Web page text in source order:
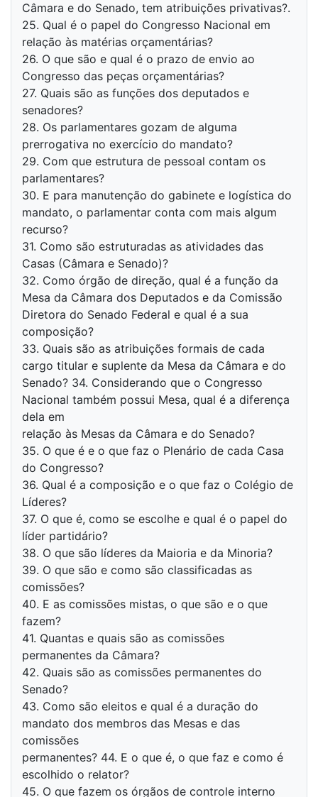
Câmara e do Senado, tem atribuições privativas?.
25. Qual é o papel do Congresso Nacional em
relação às matérias orçamentárias?
26. O que são e qual é o prazo de envio ao
Congresso das peças orçamentárias?
27. Quais são as funções dos deputados e
senadores?
28. Os parlamentares gozam de alguma
prerrogativa no exercício do mandato?
29. Com que estrutura de pessoal contam os
parlamentares?
30. E para manutenção do gabinete e logística do
mandato, o parlamentar conta com mais algum
recurso?
31. Como são estruturadas as atividades das
Casas (Câmara e Senado)?
32. Como órgão de direção, qual é a função da
Mesa da Câmara dos Deputados e da Comissão
Diretora do Senado Federal e qual é a sua
composição?
33. Quais são as atribuições formais de cada
cargo titular e suplente da Mesa da Câmara e do
Senado? 34. Considerando que o Congresso
Nacional também possui Mesa, qual é a diferença
dela em
relação às Mesas da Câmara e do Senado?
35. O que é e o que faz o Plenário de cada Casa
do Congresso?
36. Qual é a composição e o que faz o Colégio de
Líderes?
37. O que é, como se escolhe e qual é o papel do
líder partidário?
38. O que são líderes da Maioria e da Minoria?
39. O que são e como são classificadas as
comissões?
40. E as comissões mistas, o que são e o que
fazem?
41. Quantas e quais são as comissões
permanentes da Câmara?
42. Quais são as comissões permanentes do
Senado?
43. Como são eleitos e qual é a duração do
mandato dos membros das Mesas e das
comissões
permanentes? 44. E o que é, o que faz e como é
escolhido o relator?
45. O que fazem os órgãos de controle interno